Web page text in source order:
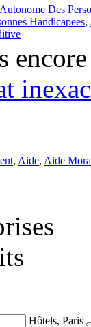
Des
Handicapees,
, Aide, Aide
Hôtels, Paris